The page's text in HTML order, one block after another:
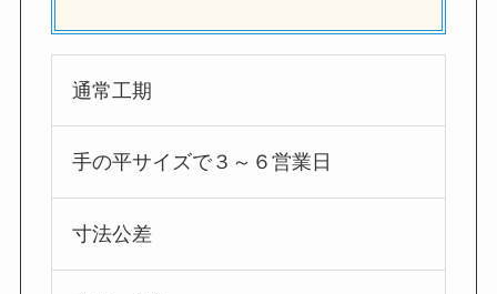
通常工期
手の平サイズで３～６営業日
寸法公差